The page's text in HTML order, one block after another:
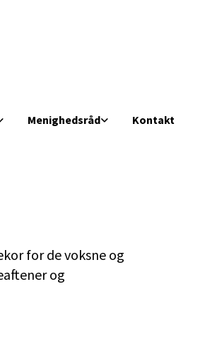
Menighedsråd Kontakt
for de voksne og
og